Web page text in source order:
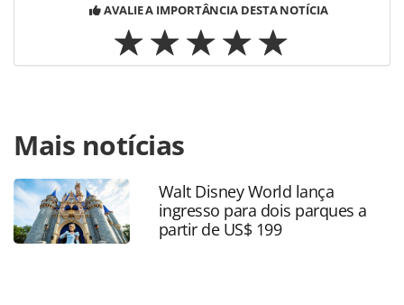
AVALIE A IMPORTÂNCIA DESTA NOTÍCIA
https://www.panrotas.com.br/mercado/feiras/2023/08/
projeta-r-400-milhoes-em-negocios-no-rs-em-
novembro_198973.html ou as ferramentas oferecidas na
página. Todo o conteúdo produzido pela PANROTAS
Editora é protegido pela legislação brasileira sobre direito
autoral. Não reproduza o conteúdo sem autorização da
Mais notícias
Walt Disney World lança
ingresso para dois parques a
partir de US$ 199